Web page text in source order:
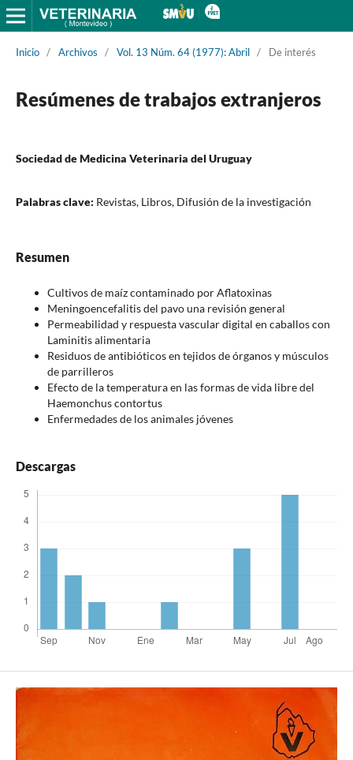
Inicio / Archivos / Vol. 13 Núm. 64 (1977): Abril / De interés
Resúmenes de trabajos extranjeros
Sociedad de Medicina Veterinaria del Uruguay
Palabras clave: Revistas, Libros, Difusión de la investigación
Resumen
Cultivos de maíz contaminado por Aflatoxinas
Meningoencefalitis del pavo una revisión general
Permeabilidad y respuesta vascular digital en caballos con
Laminitis alimentaria
Residuos de antibióticos en tejidos de órganos y músculos
de parrilleros
Efecto de la temperatura en las formas de vida libre del
Haemonchus contortus
Enfermedades de los animales jóvenes
Descargas